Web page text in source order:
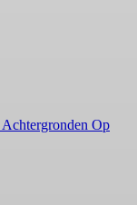
Achtergronden Op